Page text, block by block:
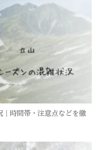
｜時間帯・注意点などを徹